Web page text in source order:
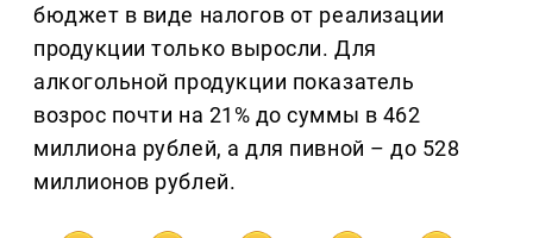
бюджет в виде налогов от реализации
продукции только выросли. Для
алкогольной продукции показатель
возрос почти на 21% до суммы в 462
миллиона рублей, а для пивной – до 528
миллионов рублей.